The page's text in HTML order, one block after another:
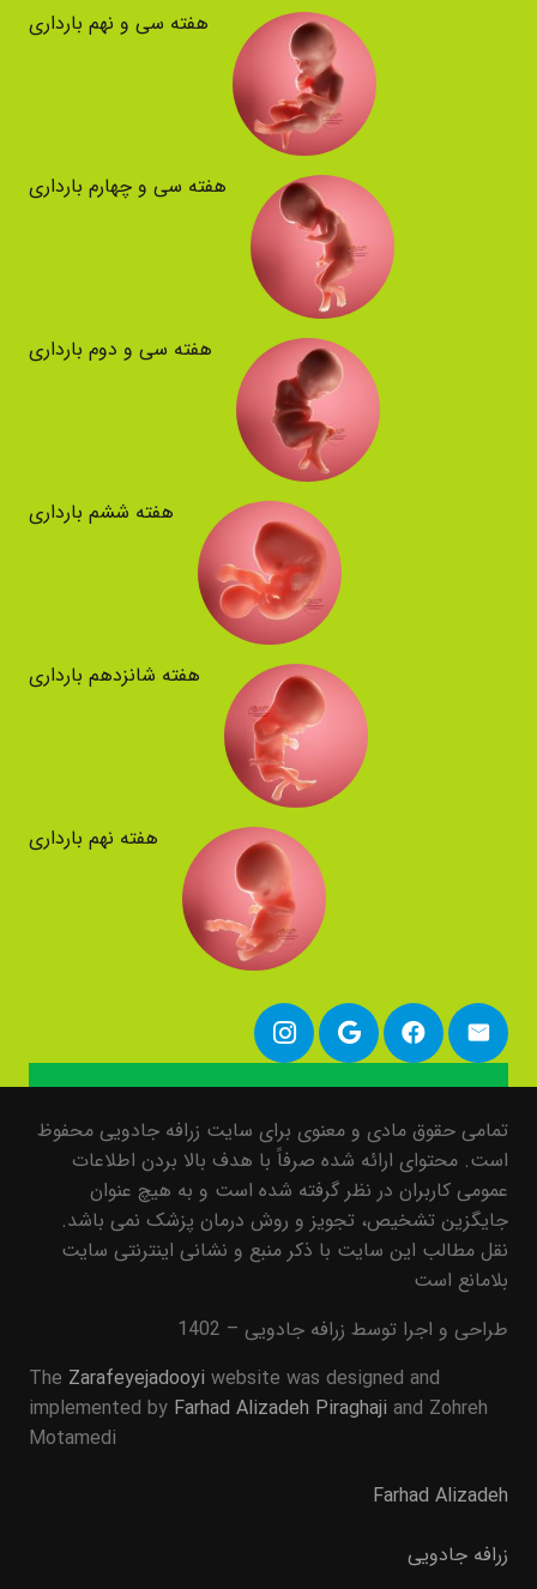
هفته سی و نهم بارداری
هفته سی و چهارم بارداری
هفته سی و دوم بارداری
هفته ششم بارداری
هفته شانزدهم بارداری
هفته نهم بارداری
تمامی حقوق مادی و معنوی برای سایت زرافه جادویی محفوظ
است. محتوای ارائه شده صرفاً با هدف بالا بردن اطلاعات
عمومی کاربران در نظر گرفته شده است و به هیچ عنوان
جایگزین تشخیص، تجویز و روش درمان پزشک نمی باشد.
نقل مطالب این سایت با ذکر منبع و نشانی اینترنتی سایت
بلامانع است
طراحی و اجرا توسط زرافه جادویی – 1402
The Zarafeyejadooyi website was designed and
implemented by Farhad Alizadeh Piraghaji and Zohreh
Motamedi
Farhad Alizadeh
زرافه جادویی